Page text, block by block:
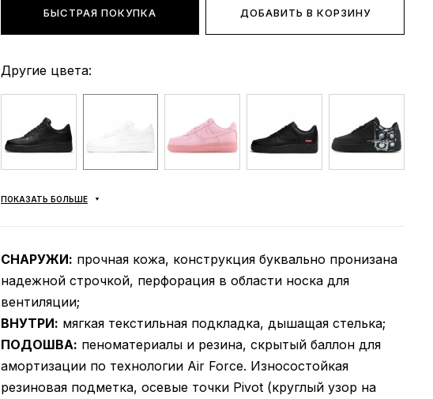
БЫСТРАЯ ПОКУПКА ДОБАВИТЬ В КОРЗИНУ
Другие цвета:
ПОКАЗАТЬ БОЛЬШЕ
СНАРУЖИ: прочная кожа, конструкция буквально пронизана
надежной строчкой, перфорация в области носка для
вентиляции;
ВНУТРИ: мягкая текстильная подкладка, дышащая стелька;
ПОДОШВА: пеноматериалы и резина, скрытый баллон для
амортизации по технологии Air Force. Износостойкая
резиновая подметка, осевые точки Pivot (круглый узор на